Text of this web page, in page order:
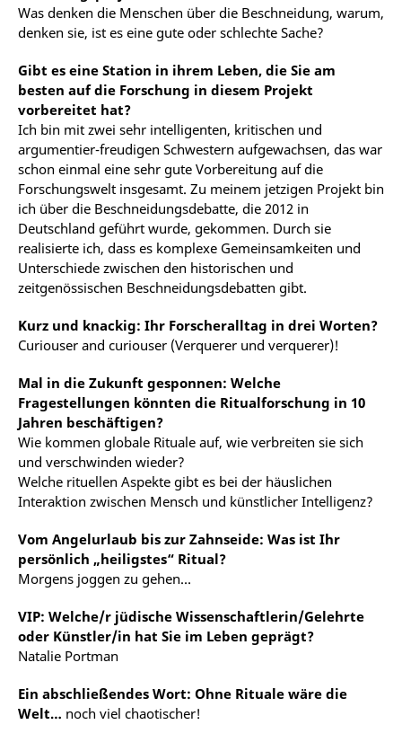
Was denken die Menschen über die Beschneidung, warum,
denken sie, ist es eine gute oder schlechte Sache?
Gibt es eine Station in ihrem Leben, die Sie am
besten auf die Forschung in diesem Projekt
vorbereitet hat?
Ich bin mit zwei sehr intelligenten, kritischen und
argumentier-freudigen Schwestern aufgewachsen, das war
schon einmal eine sehr gute Vorbereitung auf die
Forschungswelt insgesamt. Zu meinem jetzigen Projekt bin
ich über die Beschneidungsdebatte, die 2012 in
Deutschland geführt wurde, gekommen. Durch sie
realisierte ich, dass es komplexe Gemeinsamkeiten und
Unterschiede zwischen den historischen und
zeitgenössischen Beschneidungsdebatten gibt.
Kurz und knackig: Ihr Forscheralltag in drei Worten?
Curiouser and curiouser (Verquerer und verquerer)!
Mal in die Zukunft gesponnen: Welche
Fragestellungen könnten die Ritualforschung in 10
Jahren beschäftigen?
Wie kommen globale Rituale auf, wie verbreiten sie sich
und verschwinden wieder?
Welche rituellen Aspekte gibt es bei der häuslichen
Interaktion zwischen Mensch und künstlicher Intelligenz?
Vom Angelurlaub bis zur Zahnseide: Was ist Ihr
persönlich „heiligstes“ Ritual?
Morgens joggen zu gehen…
VIP: Welche/r jüdische Wissenschaftlerin/Gelehrte
oder Künstler/in hat Sie im Leben geprägt?
Natalie Portman
Ein abschließendes Wort: Ohne Rituale wäre die
Welt… noch viel chaotischer!